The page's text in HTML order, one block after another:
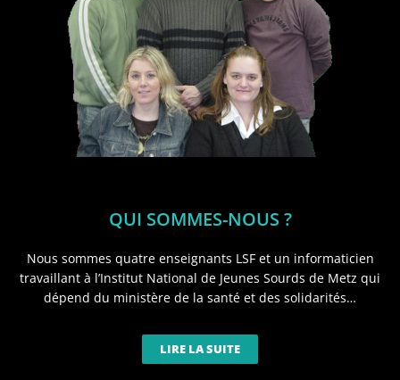
QUI SOMMES-NOUS ?
Nous sommes quatre enseignants LSF et un informaticien
travaillant à l’Institut National de Jeunes Sourds de Metz qui
dépend du ministère de la santé et des solidarités…
LIRE LA SUITE